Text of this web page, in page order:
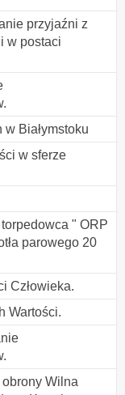
przyjaźni z
w postaci
Białymstoku
w sferze
" ORP
parowego 20
Człowieka.
Wartości.
Wilna